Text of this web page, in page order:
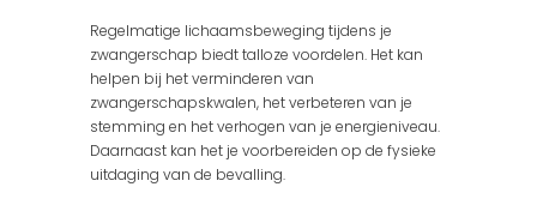
Regelmatige lichaamsbeweging tijdens je
zwangerschap biedt talloze voordelen. Het kan
helpen bij het verminderen van
zwangerschapskwalen, het verbeteren van je
stemming en het verhogen van je energieniveau.
Daarnaast kan het je voorbereiden op de fysieke
uitdaging van de bevalling.